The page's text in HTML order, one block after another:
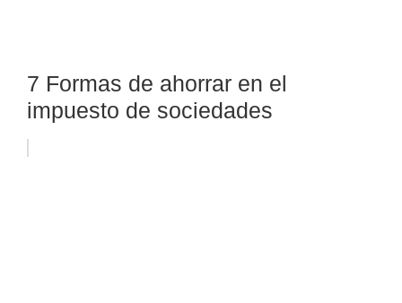
7 Formas de ahorrar en el
impuesto de sociedades